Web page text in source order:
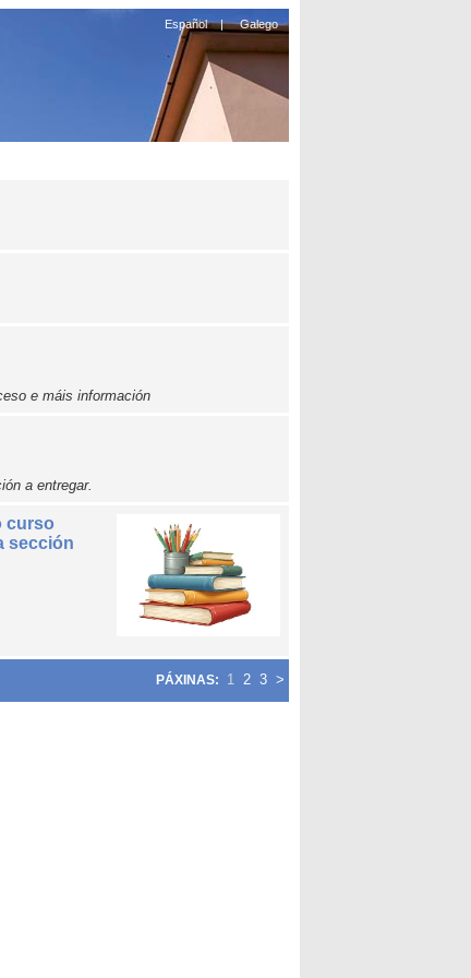
Español|Galego
e máis información
a entregar.
curso
sección
PÁXINAS: 1 2 3 >